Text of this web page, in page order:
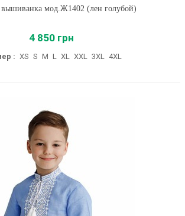
мод.Ж1402 (лен голубой)
4 850 грн
: XS S M L XL XXL 3XL 4XL